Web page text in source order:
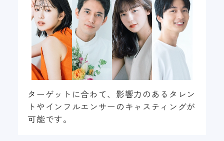
ターゲットに合わて、影響力のあるタレン
トやインフルエンサーのキャスティングが
可能です。